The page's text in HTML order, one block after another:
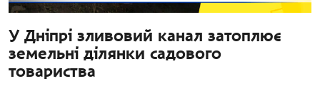
У Дніпрі зливовий канал затоплює
земельні ділянки садового
товариства